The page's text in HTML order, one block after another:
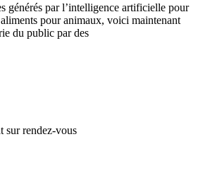
générés par l’intelligence artificielle pour
pour animaux, voici maintenant
du public par des
sur rendez-vous